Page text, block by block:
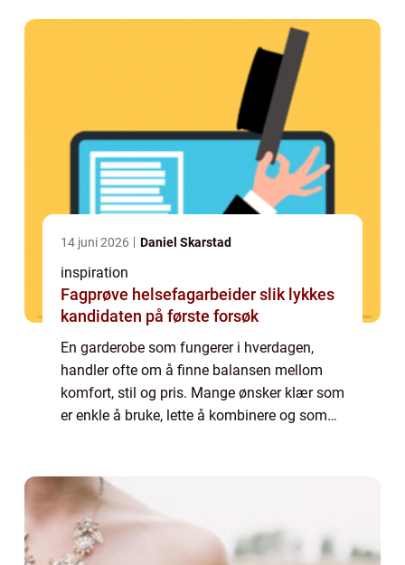
14 juni 2026 Daniel Skarstad
inspiration
Fagprøve helsefagarbeider slik lykkes
kandidaten på første forsøk
En garderobe som fungerer i hverdagen,
handler ofte om å finne balansen mellom
komfort, stil og pris. Mange ønsker klær som
er enkle å bruke, lette å kombinere og som